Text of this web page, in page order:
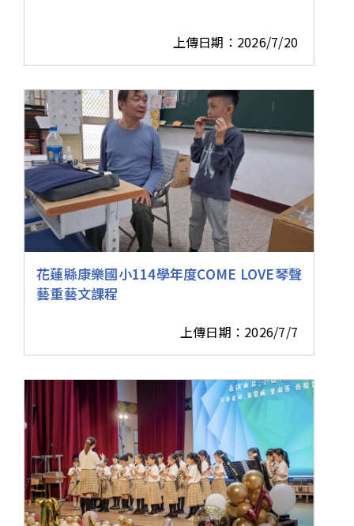
上傳日期：2026/7/20
花蓮縣康樂國小114學年度COME LOVE琴聲
藝重藝文課程
上傳日期：2026/7/7